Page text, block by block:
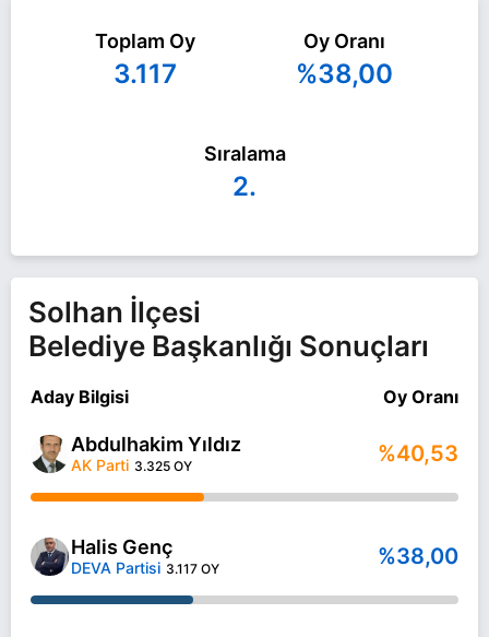
TAMAMLAYAN GENÇ, FIRAT ÜNIVERSITESI TÜRK
DILI VE EDEBIYATI BÖLÜMÜNDEN MEZUN
OLDU.1999 YILINDA İSTANBUL'DA
ÖĞRETMENLIĞE BAŞLAYAN GENÇ, 2014-2019
SÜRDÜREN GENÇ, EVLI VE 2 ÇOCUK BABASIDIR.
Halis Genç Bingöl SOLHAN belediye başkan adayı
fazla bilgi içinHalis Genç Haberlerisayfamızı
ziyaret edin.
Toplam Oy
3.117
Oy Oranı
%38,00
Sıralama
2.
Solhan İlçesi
Belediye Başkanlığı Sonuçları
Aday Bilgisi Oy Oranı
Abdulhakim Yıldız
AK Parti 3.325 OY %40,53
Halis Genç
DEVA Partisi 3.117 OY %38,00